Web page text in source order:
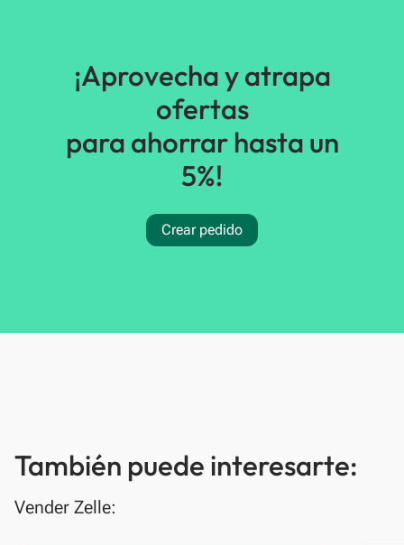
¡Aprovecha y atrapa
ofertas
para ahorrar hasta un
5%!
Crear pedido
También puede interesarte:
Vender Zelle: